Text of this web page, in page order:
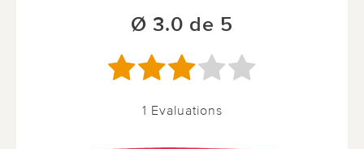
Ø 3.0 de 5
1 Evaluations